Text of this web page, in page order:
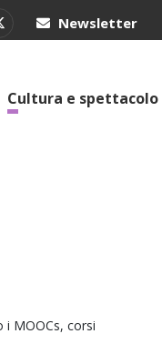
Newsletter
Cultura e spettacolo
MOOCs, corsi